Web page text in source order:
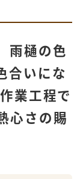
雨樋の色
合いにな
業工程で
心さの賜